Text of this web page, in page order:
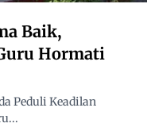
Baik,
Hormati
Peduli Keadilan